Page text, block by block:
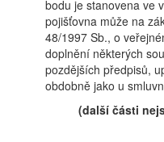
bodu je stanovena ve
pojišťovna může na
48/1997 Sb., o
doplnění některých
pozdějších předpisů,
obdobně jako u
(další části